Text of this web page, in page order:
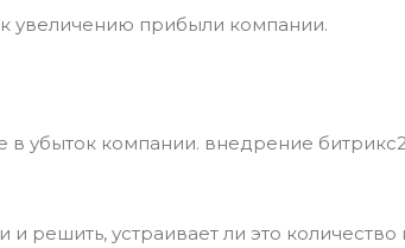
увеличению прибыли компании.
убыток компании. внедрение
решить, устраивает ли это